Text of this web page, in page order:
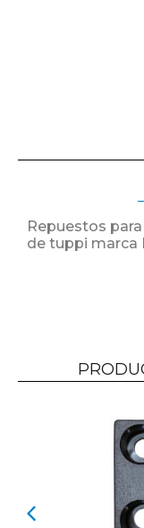
Repuestos
de tuppi marca